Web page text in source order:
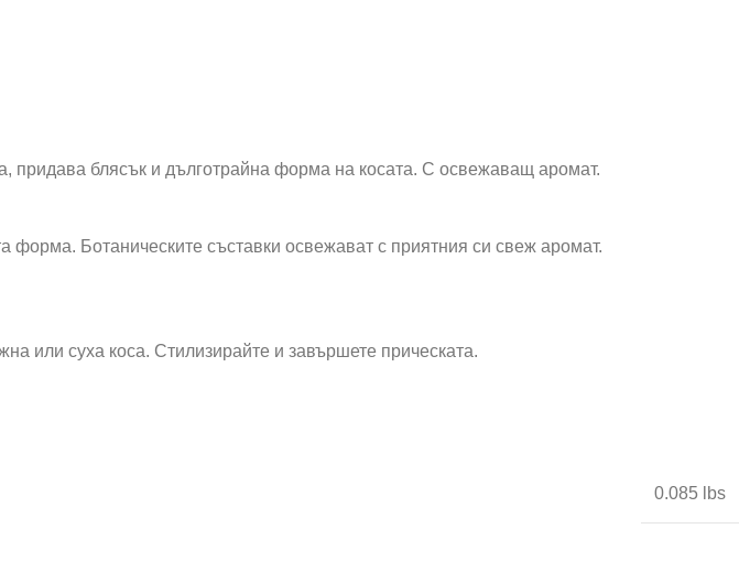
придава блясък и дълготрайна форма на косата. С освежаващ аромат.
форма. Ботаническите съставки освежават с приятния си свеж аромат.
или суха коса. Стилизирайте и завършете прическата.
0.085 lbs